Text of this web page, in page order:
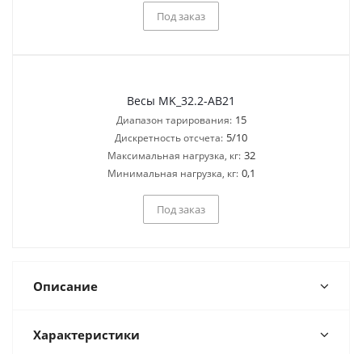
Под заказ
Весы MK_32.2-AB21
Диапазон тарирования: 15
Дискретность отсчета: 5/10
Максимальная нагрузка, кг: 32
Минимальная нагрузка, кг: 0,1
Под заказ
Описание
Характеристики